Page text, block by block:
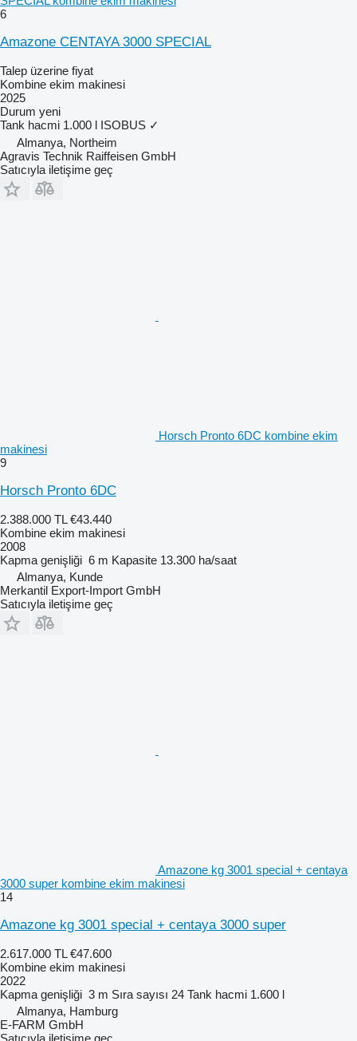
6
Amazone CENTAYA 3000 SPECIAL
Talep üzerine fiyat
Kombine ekim makinesi
2025
Durum yeni
Tank hacmi 1.000 l ISOBUS ✓
Almanya, Northeim
Agravis Technik Raiffeisen GmbH
Satıcıyla iletişime geç
Horsch Pronto 6DC kombine ekim
makinesi
9
Horsch Pronto 6DC
2.388.000 TL €43.440
Kombine ekim makinesi
2008
Kapma genişliği 6 m Kapasite 13.300 ha/saat
Almanya, Kunde
Merkantil Export-Import GmbH
Satıcıyla iletişime geç
Amazone kg 3001 special + centaya
3000 super kombine ekim makinesi
14
Amazone kg 3001 special + centaya 3000 super
2.617.000 TL €47.600
Kombine ekim makinesi
2022
Kapma genişliği 3 m Sıra sayısı 24 Tank hacmi 1.600 l
Almanya, Hamburg
E-FARM GmbH
Satıcıyla iletişime geç